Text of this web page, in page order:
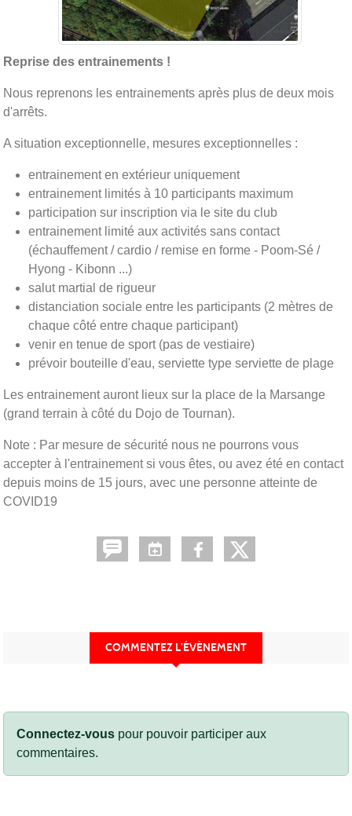
Reprise des entrainements !
Nous reprenons les entrainements après plus de deux mois
d'arrêts.
A situation exceptionnelle, mesures exceptionnelles :
entrainement en extérieur uniquement
entrainement limités à 10 participants maximum
participation sur inscription via le site du club
entrainement limité aux activités sans contact
(échauffement / cardio / remise en forme - Poom-Sé /
Hyong - Kibonn ...)
salut martial de rigueur
distanciation sociale entre les participants (2 mètres de
chaque côté entre chaque participant)
venir en tenue de sport (pas de vestiaire)
prévoir bouteille d'eau, serviette type serviette de plage
Les entrainement auront lieux sur la place de la Marsange
(grand terrain à côté du Dojo de Tournan).
Note : Par mesure de sécurité nous ne pourrons vous
accepter à l'entrainement si vous êtes, ou avez été en contact
depuis moins de 15 jours, avec une personne atteinte de
COVID19
COMMENTEZ L’ÉVÈNEMENT
Connectez-vous pour pouvoir participer aux
commentaires.